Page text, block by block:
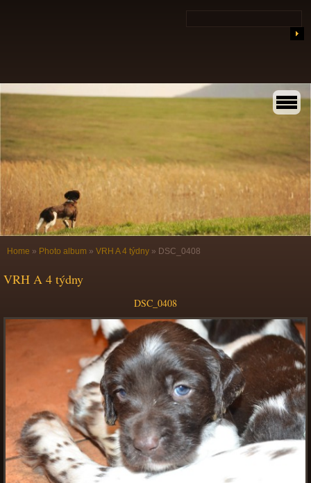
Home » Photo album » VRH A 4 týdny » DSC_0408
VRH A 4 týdny
DSC_0408